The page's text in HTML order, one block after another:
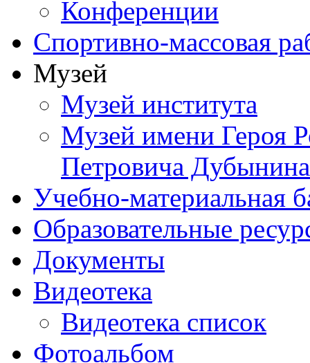
Конференции
Спортивно-массовая
Музей
Музей института
Музей имени Героя
Петровича Дубынина
Учебно-материальная
Образовательные
Документы
Видеотека
Видеотека список
Фотоальбом